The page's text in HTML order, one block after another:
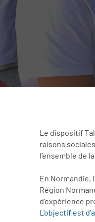
Le dispositif
raisons
l’ensemble de
En Normandie,
Région
d'expérience
L'objectif est